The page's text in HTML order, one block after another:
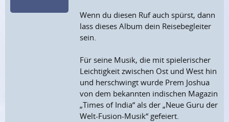
Wenn du diesen Ruf auch spürst, dann
lass dieses Album dein Reisebegleiter
sein.
Für seine Musik, die mit spielerischer
Leichtigkeit zwischen Ost und West hin
und herschwingt wurde Prem Joshua
von dem bekannten indischen Magazin
„Times of India“ als der „Neue Guru der
Welt-Fusion-Musik“ gefeiert.